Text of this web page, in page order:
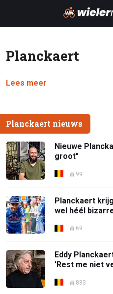
Planckaert
Lees meer
Planckaert nieuws
Nieuwe
groot"
99
Planckaert
wel héél
69
Eddy
'Rest me niet
833